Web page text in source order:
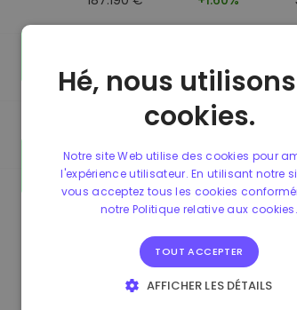
0.867184 € 0.00%
1.160000 € -3.00%
Hé, nous
cookies.
Notre site Web utilise des cookies pour
l'expérience utilisateur. En utilisant notre
vous acceptez tous les cookies
notre Politique relative aux cookies.
TOUT ACCEPTER
AFFICHER LES DÉTAILS